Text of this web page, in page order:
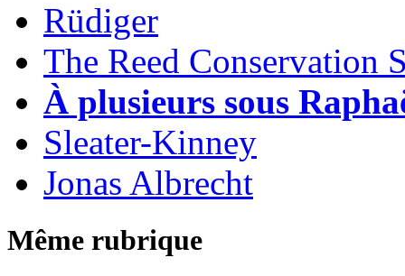
Rüdiger
The Reed Conservation
À plusieurs sous
Sleater-Kinney
Jonas Albrecht
Même rubrique